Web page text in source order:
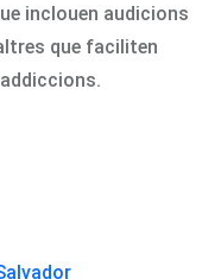
inclouen audicions
que faciliten